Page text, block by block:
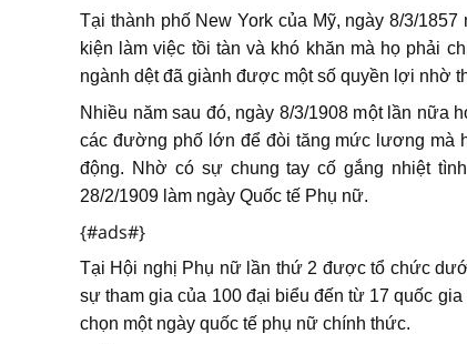
Tại thành phố New York của Mỹ, ngày 8/3/
kiện làm việc tồi tàn và khó khăn mà họ phải
ngành dệt đã giành được một số quyền lợi nhờ
Nhiều năm sau đó, ngày 8/3/1908 một lần nữa
các đường phố lớn để đòi tăng mức lương mà
động. Nhờ có sự chung tay cố gắng nhiệt
28/2/1909 làm ngày Quốc tế Phụ nữ.
{#ads#}
Tại Hội nghị Phụ nữ lần thứ 2 được tổ chức
sự tham gia của 100 đại biểu đến từ 17 quốc
chọn một ngày quốc tế phụ nữ chính thức.